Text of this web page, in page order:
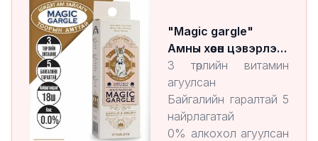
"Magic gargle"
Амны хөөсөн цэвэрлэгч
Peach
3 төрлийн витамин
агуулсан
Байгалийн гаралтай 5
найрлагатай
0% алкохол агуулсан